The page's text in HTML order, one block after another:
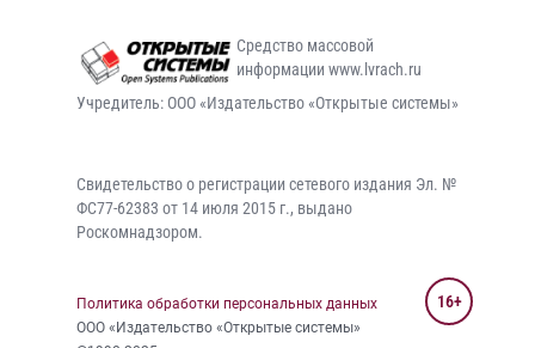
Средство массовой
информации www.lvrach.ru
Учредитель: ООО «Издательство «Открытые системы»
Свидетельство о регистрации сетевого издания Эл. №
ФС77-62383 от 14 июля 2015 г., выдано
Роскомнадзором.
Политика обработки персональных данных
ООО «Издательство «Открытые системы»
16+